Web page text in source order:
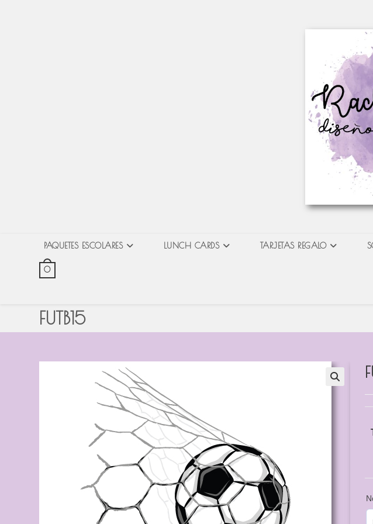
PAQUETES ESCOLARES LUNCH CARDS TARJETAS REGALO
0
FUTB15